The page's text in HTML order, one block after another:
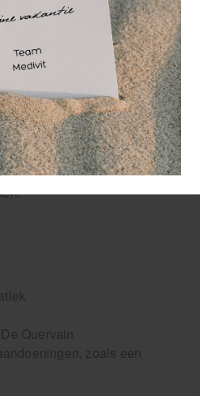
De aluminium spalk in de
immobilisatie van de
van de andere
Dit zorgt voor een hoge
de duim, de
een goede ondersteuning
materiaal en de goede
zeer comfortabel. Bij
is de duimsteun het meest
Quervain
zoals een